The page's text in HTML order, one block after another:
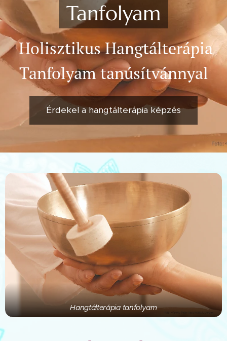
Tanfolyam
Holisztikus Hangtálterápia
Tanfolyam tanúsítvánnyal
Érdekel a hangtálterápia képzés
Hangtálterápia tanfolyam